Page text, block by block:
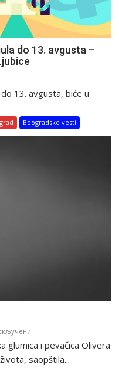
do 13. avgusta –
13. avgusta, biće u
Beogradske vesti
Preminula
Olivera
glumica i pevačica Olivera
saopštila...